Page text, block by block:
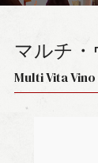
マルチ・
Multi Vita